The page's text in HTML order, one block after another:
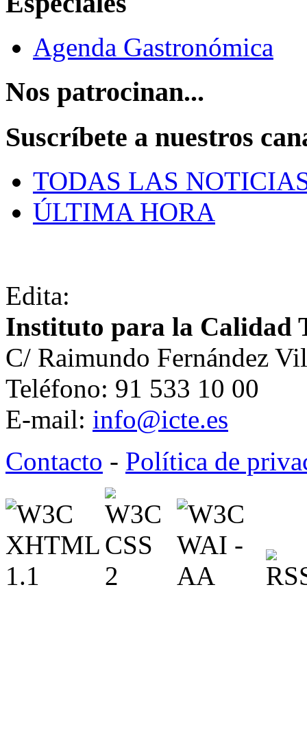
Agenda Gastronómica
Nos patrocinan...
Suscríbete a nuestros
TODAS LAS
ÚLTIMA HORA
Edita:
Instituto para la Calidad
C/ Raimundo Fernández
Teléfono: 91 533 10 00
E-mail: info@icte.es
Contacto - Política de